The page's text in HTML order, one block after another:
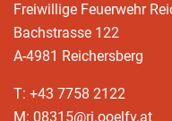
Freiwillige Feuerwehr
Bachstrasse 122
A-4981 Reichersberg
T: +43 7758 2122
M: 08315@ri.ooelfv.at